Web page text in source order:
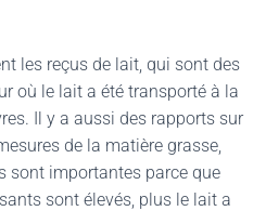
les reçus de lait, qui sont des
où le lait a été transporté à la
Il y a aussi des rapports sur
de la matière grasse,
sont importantes parce que
sont élevés, plus le lait a